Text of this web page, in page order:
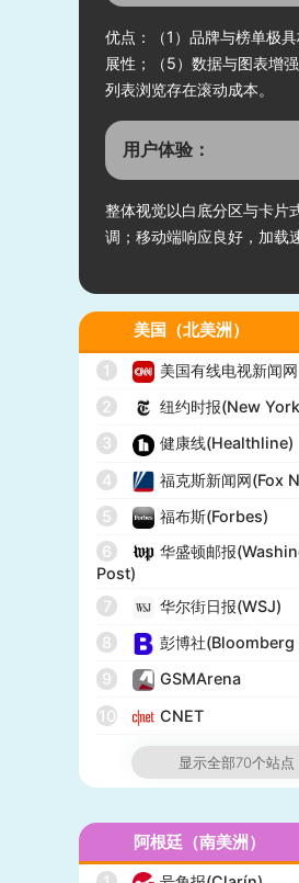
优点：（1）品牌与榜单极
展性；（5）数据与图表增
列表浏览存在滚动成本。
用户体验：
整体视觉以白底分区与卡片
调；移动端响应良好，加载
美国（北美洲）
1
美国有线电视新闻
2
纽约时报(New
3
健康线(Healthline)
4
福克斯新闻网(Fox
5
福布斯(Forbes)
6
华盛顿邮报
Post)
7
华尔街日报(WSJ)
8
彭博社(Bloomberg
9
GSMArena
10
CNET
纽约邮报(New
12
网络医生(WebMD)
13
市场观察
14
IGN
显示全部70个站点
阿根廷（南美洲）